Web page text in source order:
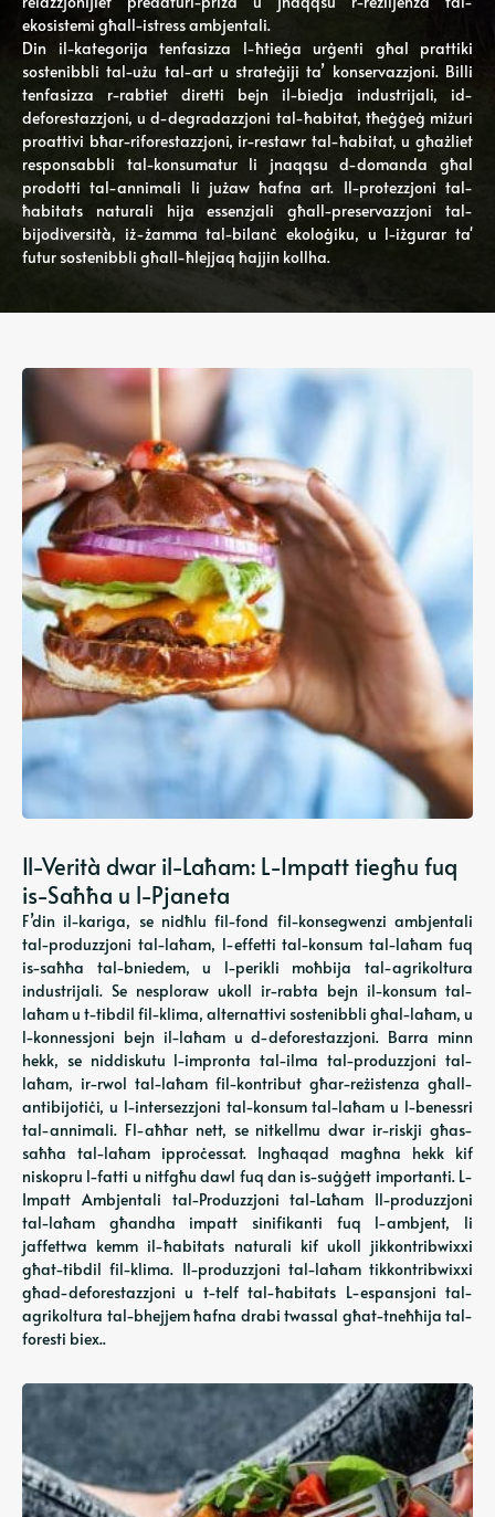
ekosistemi għall-istress ambjentali.
Din il-kategorija tenfasizza l-ħtieġa urġenti għal prattiki
sostenibbli tal-użu tal-art u strateġiji ta’ konservazzjoni. Billi
tenfasizza r-rabtiet diretti bejn il-biedja industrijali, id-
deforestazzjoni, u d-degradazzjoni tal-ħabitat, tħeġġeġ miżuri
proattivi bħar-riforestazzjoni, ir-restawr tal-ħabitat, u għażliet
responsabbli tal-konsumatur li jnaqqsu d-domanda għal
prodotti tal-annimali li jużaw ħafna art. Il-protezzjoni tal-
ħabitats naturali hija essenzjali għall-preservazzjoni tal-
bijodiversità, iż-żamma tal-bilanċ ekoloġiku, u l-iżgurar ta'
futur sostenibbli għall-ħlejjaq ħajjin kollha.
Il-Verità dwar il-Laħam: L-Impatt tiegħu fuq
is-Saħħa u l-Pjaneta
F’din il-kariga, se nidħlu fil-fond fil-konsegwenzi ambjentali
tal-produzzjoni tal-laħam, l-effetti tal-konsum tal-laħam fuq
is-saħħa tal-bniedem, u l-perikli moħbija tal-agrikoltura
industrijali. Se nesploraw ukoll ir-rabta bejn il-konsum tal-
laħam u t-tibdil fil-klima, alternattivi sostenibbli għal-laħam, u
l-konnessjoni bejn il-laħam u d-deforestazzjoni. Barra minn
hekk, se niddiskutu l-impronta tal-ilma tal-produzzjoni tal-
laħam, ir-rwol tal-laħam fil-kontribut għar-reżistenza għall-
antibijotiċi, u l-intersezzjoni tal-konsum tal-laħam u l-benessri
tal-annimali. Fl-aħħar nett, se nitkellmu dwar ir-riskji għas-
saħħa tal-laħam ipproċessat. Ingħaqad magħna hekk kif
niskopru l-fatti u nitfgħu dawl fuq dan is-suġġett importanti. L-
Impatt Ambjentali tal-Produzzjoni tal-Laħam Il-produzzjoni
tal-laħam għandha impatt sinifikanti fuq l-ambjent, li
jaffettwa kemm il-ħabitats naturali kif ukoll jikkontribwixxi
għat-tibdil fil-klima. Il-produzzjoni tal-laħam tikkontribwixxi
għad-deforestazzjoni u t-telf tal-ħabitats L-espansjoni tal-
agrikoltura tal-bhejjem ħafna drabi twassal għat-tneħħija tal-
foresti biex..